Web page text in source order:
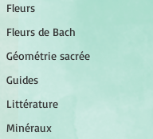
Fleurs
Fleurs de Bach
Géométrie sacrée
Guides
Littérature
Minéraux